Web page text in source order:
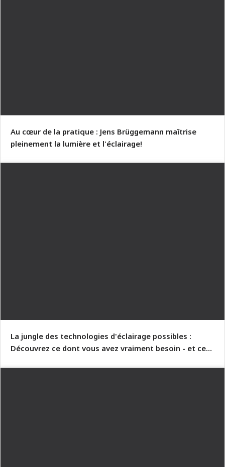
Au cœur de la pratique : Jens Brüggemann maîtrise
pleinement la lumière et l'éclairage!
La jungle des technologies d'éclairage possibles :
Découvrez ce dont vous avez vraiment besoin - et ce